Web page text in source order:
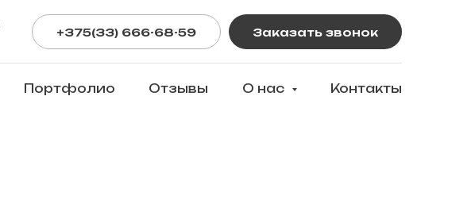
+375(33) 666-68-59 Заказать звонок
Портфолио Отзывы О нас Контакты